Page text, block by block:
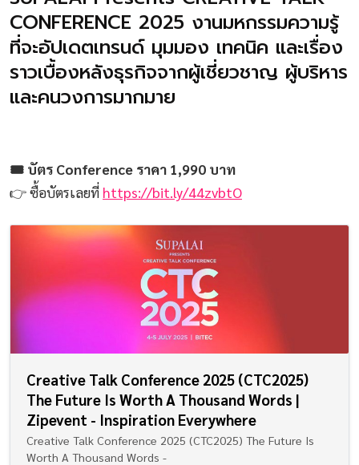
CONFERENCE 2025 งานมหกรรมความรู้
ที่จะอัปเดตเทรนด์ มุมมอง เทคนิค และเรื่อง
ราวเบื้องหลังธุรกิจจากผู้เชี่ยวชาญ ผู้บริหาร
และคนวงการมากมาย
🎟 บัตร Conference ราคา 1,990 บาท
👉 ซื้อบัตรเลยที่ https://bit.ly/44zvbtO
Creative Talk Conference 2025 (CTC2025)
The Future Is Worth A Thousand Words |
Zipevent - Inspiration Everywhere
Creative Talk Conference 2025 (CTC2025) The Future Is
Worth A Thousand Words -